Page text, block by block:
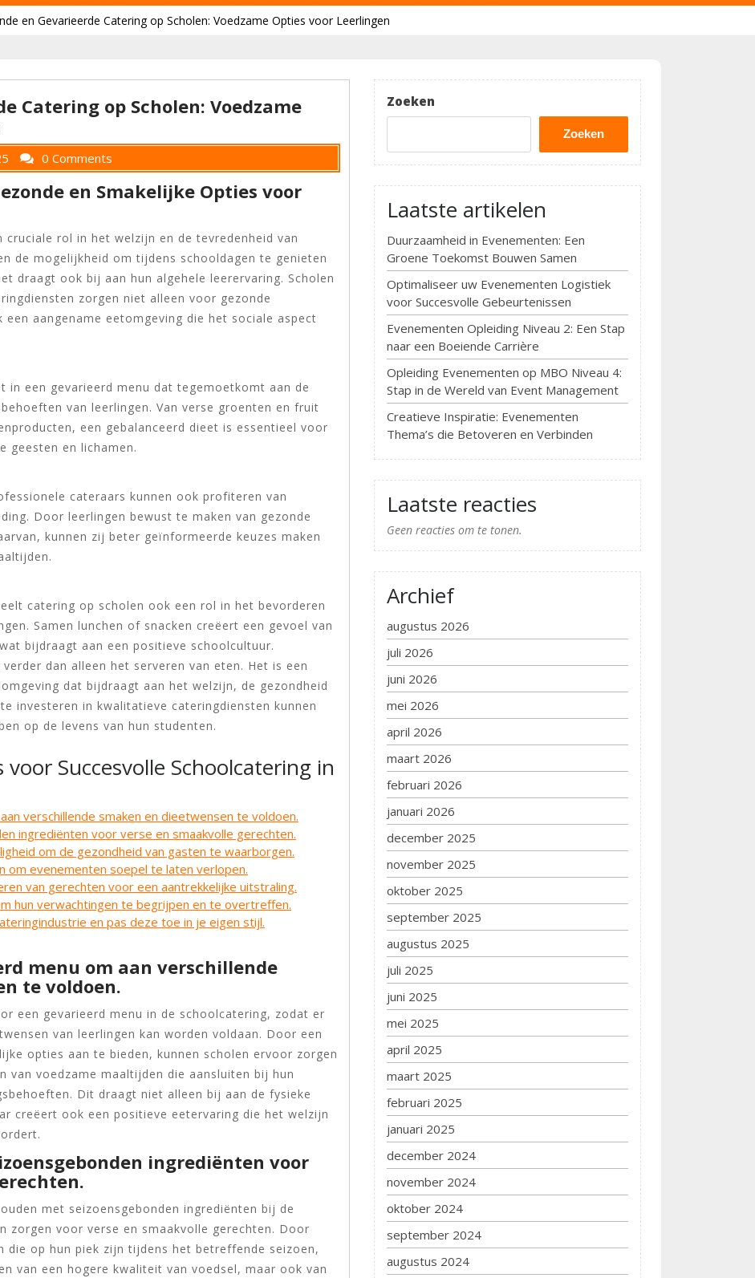
en Gevarieerde Catering op Scholen: Voedzame Opties voor Leerlingen
Catering op Scholen: Voedzame
0 Comments
en Smakelijke Opties voor
rol in het welzijn en de tevredenheid van
de mogelijkheid om tijdens schooldagen te genieten
draagt ook bij aan hun algehele leerervaring. Scholen
zorgen niet alleen voor gezonde
aangename eetomgeving die het sociale aspect
in een gevarieerd menu dat tegemoetkomt aan de
van leerlingen. Van verse groenten en fruit
een gebalanceerd dieet is essentieel voor
geesten en lichamen.
cateraars kunnen ook profiteren van
Door leerlingen bewust te maken van gezonde
kunnen zij beter geïnformeerde keuzes maken
catering op scholen ook een rol in het bevorderen
Samen lunchen of snacken creëert een gevoel van
bijdraagt aan een positieve schoolcultuur.
dan alleen het serveren van eten. Het is een
dat bijdraagt aan het welzijn, de gezondheid
investeren in kwalitatieve cateringdiensten kunnen
op de levens van hun studenten.
voor Succesvolle Schoolcatering in
verschillende smaken en dieetwensen te voldoen.
ingrediënten voor verse en smaakvolle gerechten.
om de gezondheid van gasten te waarborgen.
om evenementen soepel te laten verlopen.
van gerechten voor een aantrekkelijke uitstraling.
hun verwachtingen te begrijpen en te overtreffen.
en pas deze toe in je eigen stijl.
menu om aan verschillende
te voldoen.
een gevarieerd menu in de schoolcatering, zodat er
van leerlingen kan worden voldaan. Door een
opties aan te bieden, kunnen scholen ervoor zorgen
van voedzame maaltijden die aansluiten bij hun
Dit draagt niet alleen bij aan de fysieke
creëert ook een positieve eetervaring die het welzijn
ingrediënten voor
met seizoensgebonden ingrediënten bij de
zorgen voor verse en smaakvolle gerechten. Door
die op hun piek zijn tijdens het betreffende seizoen,
van een hogere kwaliteit van voedsel, maar ook van
Zoeken
Zoeken
Laatste artikelen
Duurzaamheid in Evenementen: Een
Groene Toekomst Bouwen Samen
Optimaliseer uw Evenementen Logistiek
voor Succesvolle Gebeurtenissen
Evenementen Opleiding Niveau 2: Een Stap
naar een Boeiende Carrière
Opleiding Evenementen op MBO Niveau 4:
Stap in de Wereld van Event Management
Creatieve Inspiratie: Evenementen
Thema’s die Betoveren en Verbinden
Laatste reacties
Geen reacties om te tonen.
Archief
augustus 2026
juli 2026
juni 2026
mei 2026
april 2026
maart 2026
februari 2026
januari 2026
december 2025
november 2025
oktober 2025
september 2025
augustus 2025
juli 2025
juni 2025
mei 2025
april 2025
maart 2025
februari 2025
januari 2025
december 2024
november 2024
oktober 2024
september 2024
augustus 2024